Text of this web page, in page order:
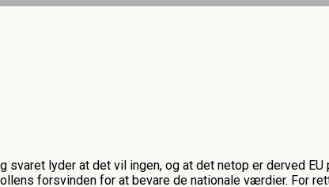
lyder at det vil ingen, og at det netop er derved
forsvinden for at bevare de nationale værdier. For